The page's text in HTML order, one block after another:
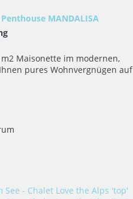
MANDALISA
m2 Maisonette im modernen,
pures Wohnvergnügen auf